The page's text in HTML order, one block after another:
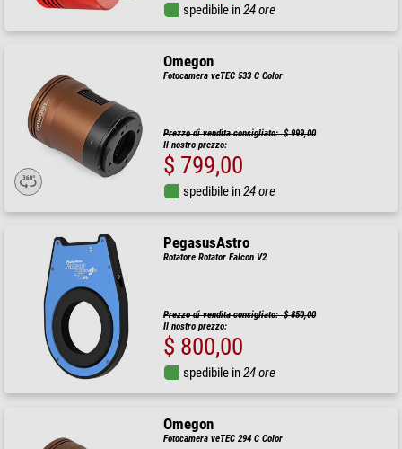
spedibile in24 ore
Omegon
Fotocamera veTEC 533 C Color
Prezzo di vendita consigliato: $ 999,00
Il nostro prezzo:
$ 799,00
spedibile in24 ore
PegasusAstro
Rotatore Rotator Falcon V2
Prezzo di vendita consigliato: $ 850,00
Il nostro prezzo:
$ 800,00
spedibile in24 ore
Omegon
Fotocamera veTEC 294 C Color